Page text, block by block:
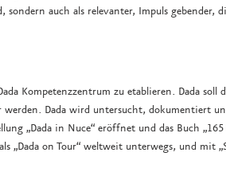
auch als relevanter, Impuls gebender,
Kompetenzzentrum zu etablieren. Dada soll
werden. Dada wird untersucht, dokumentiert
„Dada in Nuce“ eröffnet und das Buch
„Dada on Tour“ weltweit unterwegs, und mit